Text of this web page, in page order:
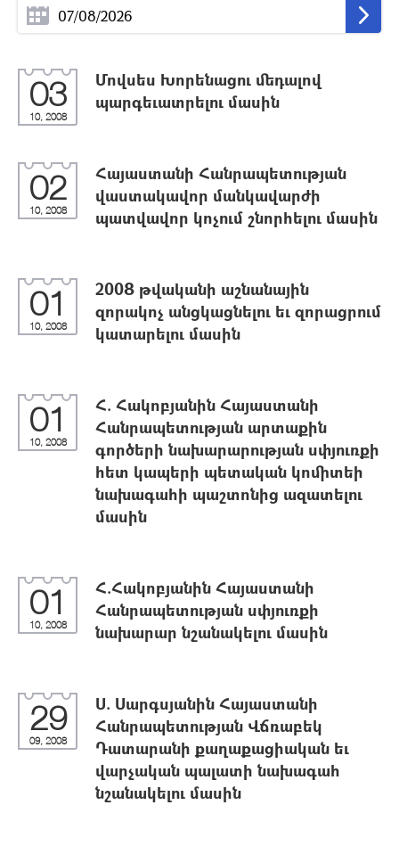
03
10, 2008
Մովսես Խորենացու մեդալով
պարգեւատրելու մասին
02
10, 2008
Հայաստանի Հանրապետության
վաստակավոր մանկավարժի
պատվավոր կոչում շնորհելու մասին
01
10, 2008
2008 թվականի աշնանային
զորակոչ անցկացնելու եւ զորացրում
կատարելու մասին
01
10, 2008
Հ. Հակոբյանին Հայաստանի
Հանրապետության արտաքին
գործերի նախարարության սփյուռքի
հետ կապերի պետական կոմիտեի
նախագահի պաշտոնից ազատելու
մասին
01
10, 2008
Հ.Հակոբյանին Հայաստանի
Հանրապետության սփյուռքի
նախարար նշանակելու մասին
29
09, 2008
Ս. Սարգսյանին Հայաստանի
Հանրապետության Վճռաբեկ
Դատարանի քաղաքացիական եւ
վարչական պալատի նախագահ
նշանակելու մասին